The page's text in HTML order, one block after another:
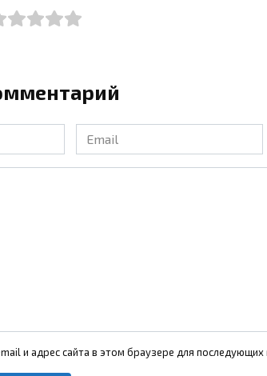
Email
*
и адрес сайта в этом браузере для